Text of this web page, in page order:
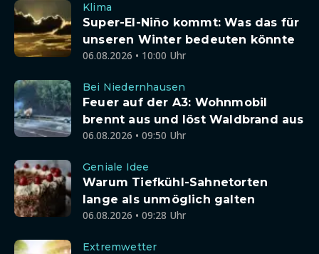
Klima
Super-El-Niño kommt: Was das für
unseren Winter bedeuten könnte
06.08.2026 • 10:00 Uhr
Bei Niedernhausen
Feuer auf der A3: Wohnmobil
brennt aus und löst Waldbrand aus
06.08.2026 • 09:50 Uhr
Geniale Idee
Warum Tiefkühl-Sahnetorten
lange als unmöglich galten
06.08.2026 • 09:28 Uhr
Extremwetter